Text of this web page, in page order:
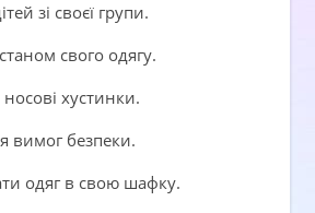
зі своєї групи.
свого одягу.
хустинки.
вимог безпеки.
одяг в свою шафку.